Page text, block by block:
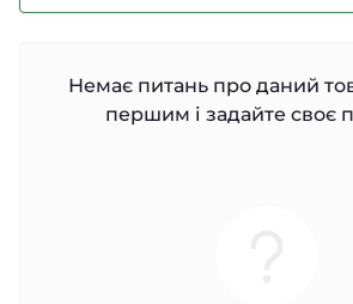
Немає питань про даний
першим і задайте своє